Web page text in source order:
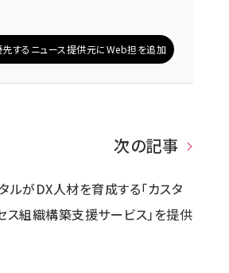
で送る
先するニュース提供元にWeb担を追加
次の記事
ルがDX人材を育成する「カスタ
ス組織構築支援サービス」を提供